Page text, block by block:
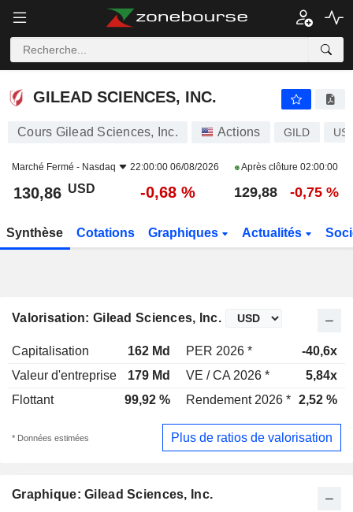
GILEAD SCIENCES, INC.
GILEAD SCIENCES, INC.
Cours Gilead Sciences, Inc. Actions GILD
Marché Fermé - Nasdaq 22:00:00 06/08/2026 Après clôture 02:00:00
130,86 USD -0,68 % 129,88 -0,75 %
Synthèse Cotations Graphiques Actualités
Valorisation: Gilead Sciences, Inc.
Capitalisation 162 Md PER 2026 *
-40,6x
Valeur d'entreprise
179 Md VE / CA 2026 *
5,84x
Flottant
99,92 % Rendement 2026 * 2,52 %
* Données estimées Plus de ratios de valorisation
Graphique: Gilead Sciences, Inc.